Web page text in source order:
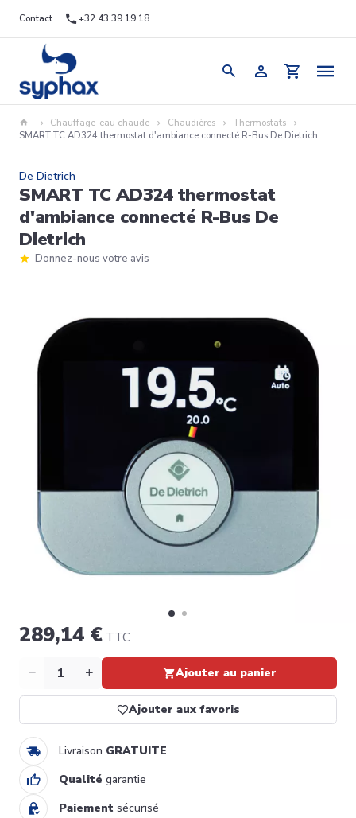
Contact +32 43 39 19 18
Chauffage-eau chaude Chaudières
Thermostats
SMART TC AD324 thermostat d'ambiance connecté R-Bus De Dietrich
De Dietrich
SMART TC AD324 thermostat
d'ambiance connecté R-Bus De
Dietrich
Donnez-nous votre avis
289,14 € TTC
Quantité Ajouter au panier
Ajouter aux favoris
Livraison GRATUITE
Qualité garantie
Paiement sécurisé